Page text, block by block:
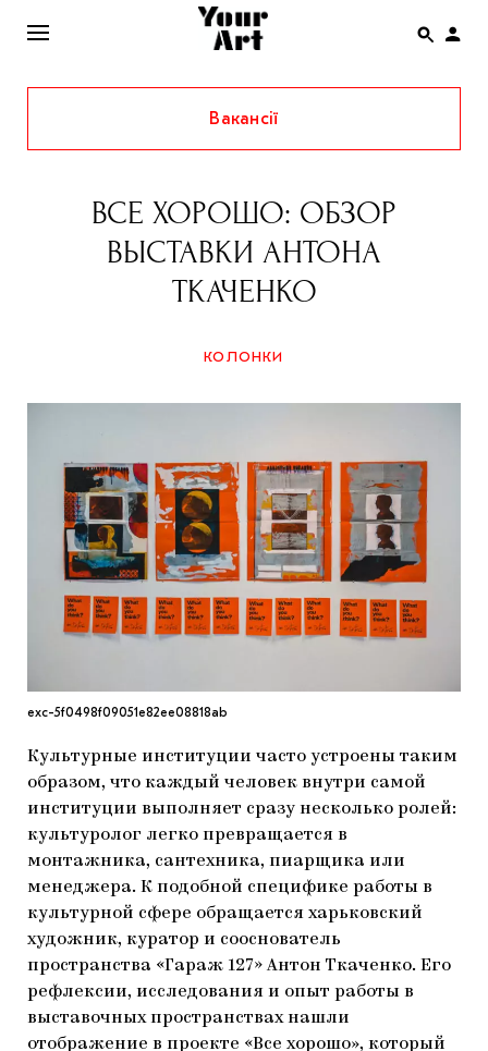
ENG
НОВИНИ
АФІША
ІНТЕРВ’Ю
СТАТТІ
МАРІУПОЛЬСЬКІ МАРГІНАЛІЇ
ДОСЛІДНИЦЬКА ПЛАТФОРМА
ЗАПАЛЕННЯ
CARPATHIAN CULT ПРО РІЗДВЯНІ СВЯТА
Вакансії
ВСЕ ХОРОШО: ОБЗОР
ВЫСТАВКИ АНТОНА
ТКАЧЕНКО
КОЛОНКИ
exc-5f0498f09051e82ee08818ab
Культурные институции часто устроены таким
образом, что каждый человек внутри самой
институции выполняет сразу несколько ролей:
культуролог легко превращается в
монтажника, сантехника, пиарщика или
менеджера. К подобной специфике работы в
культурной сфере обращается харьковский
художник, куратор и сооснователь
пространства «Гараж 127» Антон Ткаченко. Его
рефлексии, исследования и опыт работы в
выставочных пространствах нашли
отображение в проекте «Все хорошо», который